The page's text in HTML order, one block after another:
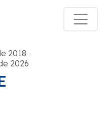
2018 -
2026